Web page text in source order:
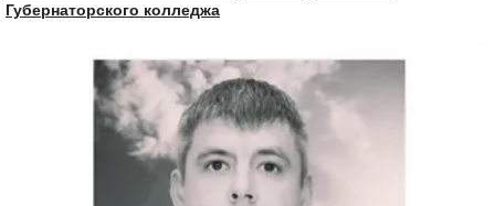
Губернаторского колледжа